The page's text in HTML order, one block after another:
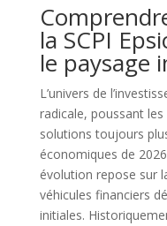
la SCPI
le paysage
L’univers de
radicale, poussant
solutions toujours
économiques de
évolution repose sur
véhicules financiers
initiales.